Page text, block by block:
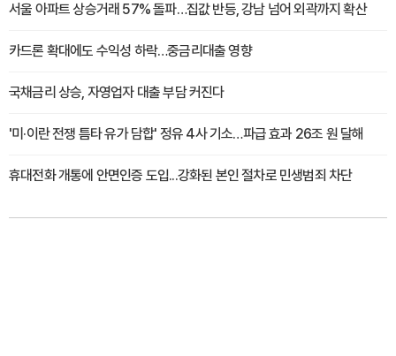
서울 아파트 상승거래 57% 돌파…집값 반등, 강남 넘어 외곽까지 확산
카드론 확대에도 수익성 하락…중금리대출 영향
국채금리 상승, 자영업자 대출 부담 커진다
'미·이란 전쟁 틈타 유가 담합' 정유 4사 기소…파급 효과 26조 원 달해
휴대전화 개통에 안면인증 도입...강화된 본인 절차로 민생범죄 차단